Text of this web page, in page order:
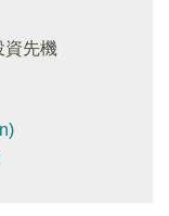
資先機